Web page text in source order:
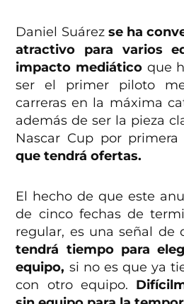
Daniel Suárez se ha
atractivo para varios
impacto mediático que
ser el primer piloto
carreras en la máxima
además de ser la pieza
Nascar Cup por primera
que tendrá ofertas.
El hecho de que este
de cinco fechas de
regular, es una señal de
tendrá tiempo para
equipo, si no es que ya
con otro equipo.